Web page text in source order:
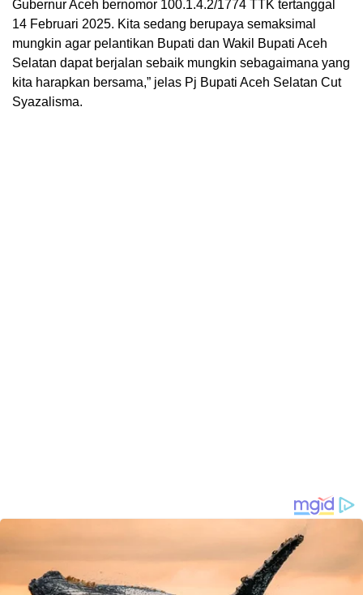
Gubernur Aceh bernomor 100.1.4.2/1774 TTK tertanggal
14 Februari 2025. Kita sedang berupaya semaksimal
mungkin agar pelantikan Bupati dan Wakil Bupati Aceh
Selatan dapat berjalan sebaik mungkin sebagaimana yang
kita harapkan bersama,” jelas Pj Bupati Aceh Selatan Cut
Syazalisma.